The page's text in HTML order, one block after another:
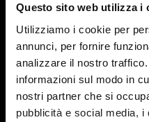
Questo sito web utilizza i
Utilizziamo i cookie per
annunci, per fornire
analizzare il nostro
informazioni sul modo in
nostri partner che si
pubblicità e social media, i